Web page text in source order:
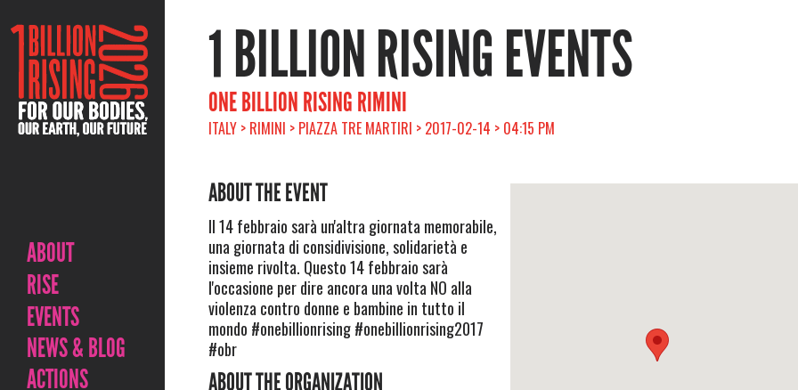
ABOUT
RISE
EVENTS
NEWS & BLOG
ACTIONS
1 BILLION RISING EVENTS
ONE BILLION RISING RIMINI
ITALY > RIMINI > PIAZZA TRE MARTIRI > 2017-02-14 > 04:15 PM
ABOUT THE EVENT
Il 14 febbraio sarà un'altra giornata memorabile,
una giornata di considivisione, solidarietà e
insieme rivolta. Questo 14 febbraio sarà
l'occasione per dire ancora una volta NO alla
violenza contro donne e bambine in tutto il
mondo #onebillionrising #onebillionrising2017
#obr
ABOUT THE ORGANIZATION